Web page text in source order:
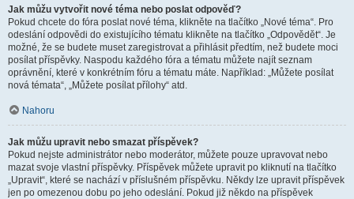
Jak můžu vytvořit nové téma nebo poslat odpověď?
Pokud chcete do fóra poslat nové téma, klikněte na tlačítko „Nové téma“. Pro
odeslání odpovědi do existujícího tématu klikněte na tlačítko „Odpovědět“. Je
možné, že se budete muset zaregistrovat a přihlásit předtím, než budete moci
posílat příspěvky. Naspodu každého fóra a tématu můžete najít seznam
oprávnění, které v konkrétním fóru a tématu máte. Například: „Můžete posílat
nová témata“, „Můžete posílat přílohy“ atd.
Nahoru
Jak můžu upravit nebo smazat příspěvek?
Pokud nejste administrátor nebo moderátor, můžete pouze upravovat nebo
mazat svoje vlastní příspěvky. Příspěvek můžete upravit po kliknutí na tlačítko
„Upravit“, které se nachází v příslušném příspěvku. Někdy lze upravit příspěvek
jen po omezenou dobu po jeho odeslání. Pokud již někdo na příspěvek